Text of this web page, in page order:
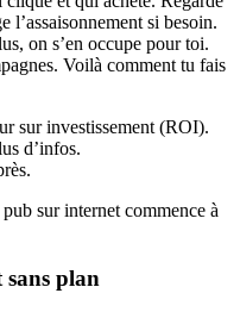
l’assaisonnement si besoin.
on s’en occupe pour toi.
Voilà comment tu fais
sur investissement (ROI).
d’infos.
sur internet commence à
sans plan